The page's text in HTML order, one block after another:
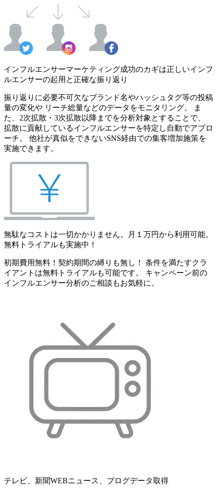
インフルエンサーマーケティング成功のカギは正しいインフ
ルエンサーの起用と正確な振り返り
振り返りに必要不可欠なブランド名やハッシュタグ等の投稿
量の変化や リーチ総量などのデータをモニタリング。 ま
た、2次拡散・3次拡散以降までを分析対象とすることで、
拡散に貢献しているインフルエンサーを特定し自動でアプロ
ーチ。 他社が真似をできないSNS経由での集客増加施策を
実施できます。
無駄なコストは一切かかりません。月１万円から利用可能。
無料トライアルも実施中！
初期費用無料！契約期間の縛りも無し！ 条件を満たすクラ
イアントは無料トライアルも可能です。 キャンペーン前の
インフルエンサー分析のご相談もお気軽に。
テレビ、新聞WEBニュース、ブログデータ取得